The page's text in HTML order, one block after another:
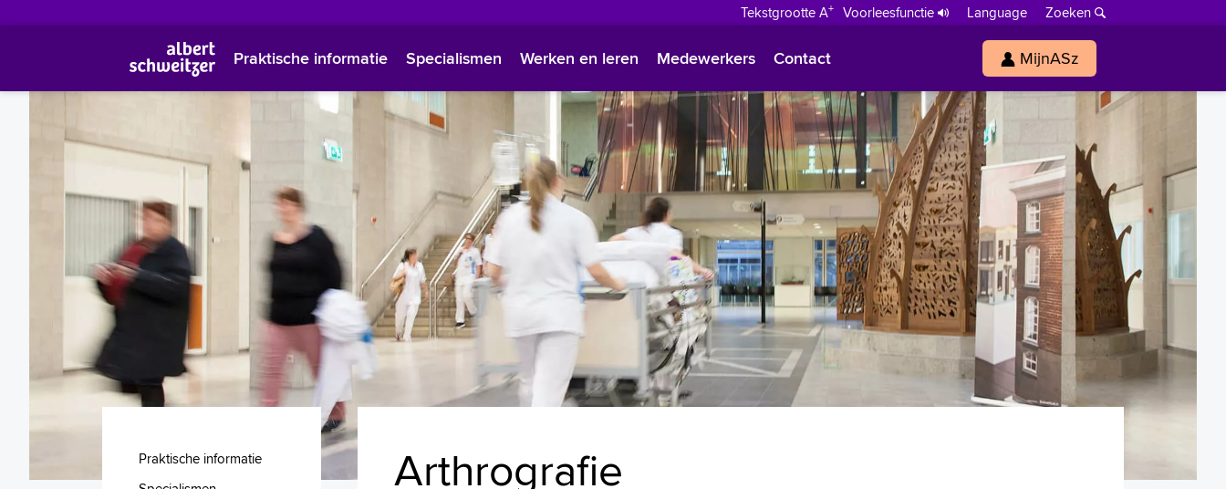
Tekstgrootte A+ Voorleesfunctie Language
Zoeken
Polski
Türkçe
Arabisch
Praktische informatie Specialismen Werken en leren Medewerkers Contact MijnASz
Praktische informatie
Arthrografie